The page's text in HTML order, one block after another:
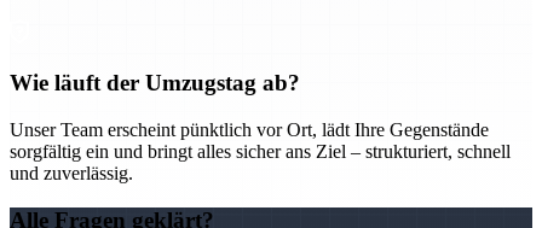
Wie läuft der Umzugstag ab?
Unser Team erscheint pünktlich vor Ort, lädt Ihre Gegenstände
sorgfältig ein und bringt alles sicher ans Ziel – strukturiert, schnell
und zuverlässig.
Alle Fragen geklärt?